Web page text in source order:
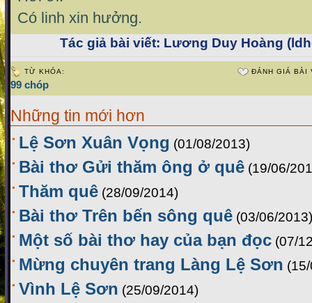
Có linh xin hưởng.
Tác giả bài viết: Lương Duy Hoàng
TỪ KHÓA:
99 chóp
ĐÁNH GIÁ BÀI
Những tin mới hơn
Lệ Sơn Xuân Vọng (01/08/2013)
Bài thơ Gửi thăm ông ở quê (19/06/
Thăm quê (28/09/2014)
Bài thơ Trên bến sông quê (03/06/2013)
Một số bài thơ hay của bạn đọc (07/
Mừng chuyên trang Làng Lệ Sơn
Vình Lệ Sơn (25/09/2014)